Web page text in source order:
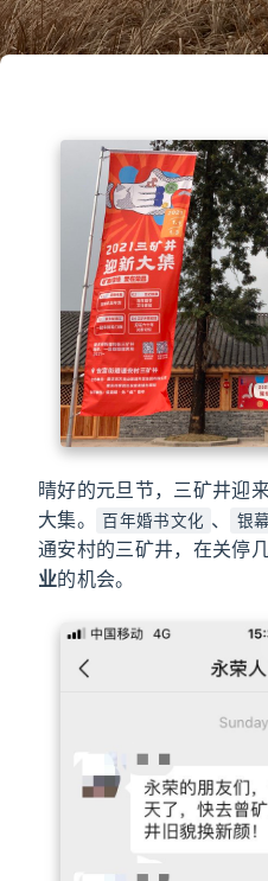
晴好的元旦节，三矿井迎
大集。
百年婚书文化 、 银
通安村的三矿井，在关停
业的机会。